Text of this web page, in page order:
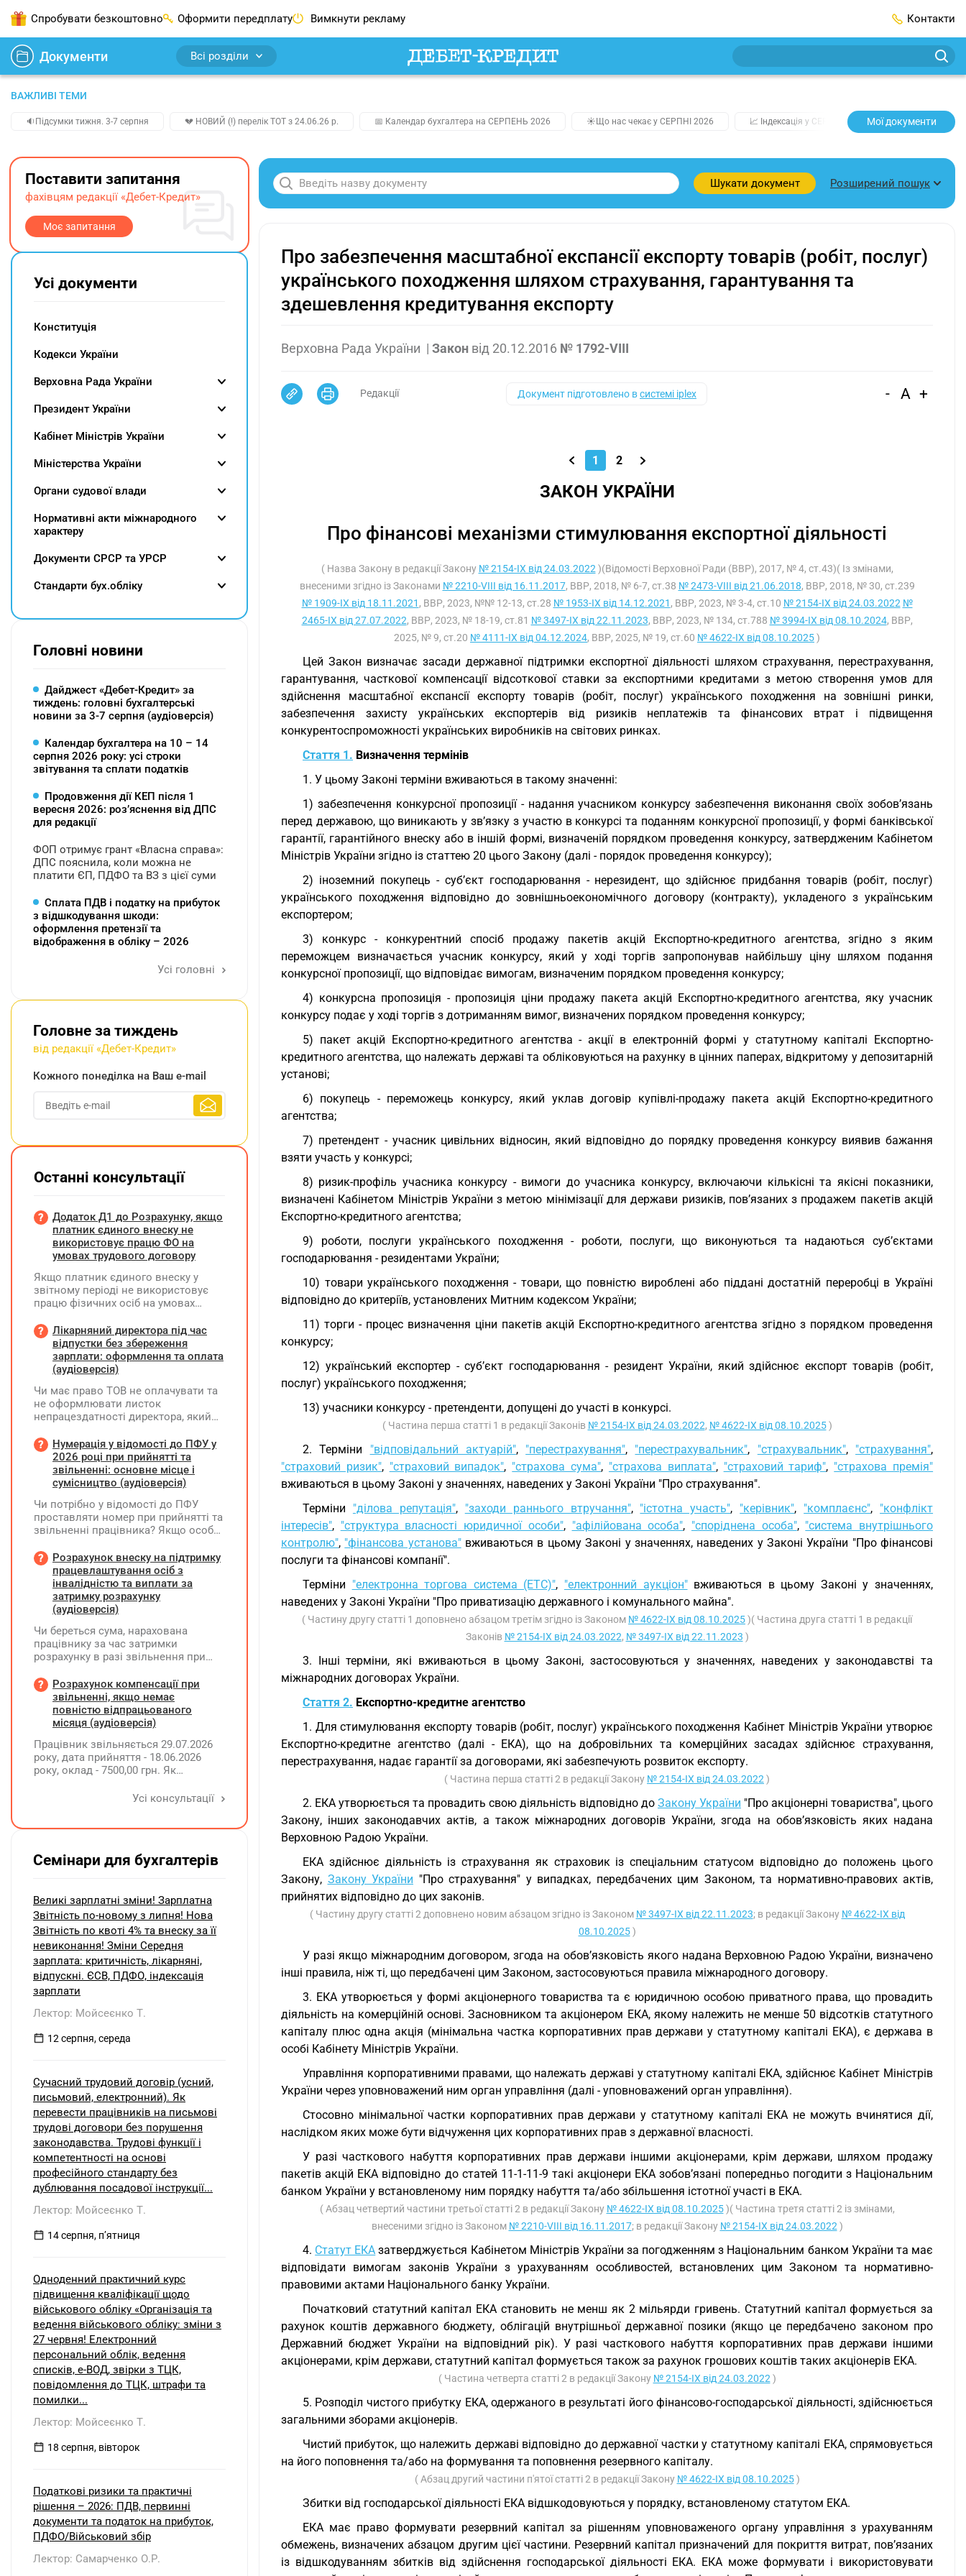
Спробувати безкоштовно Оформити передплату Вимкнути рекламу Контакти
Документи Всі розділи
ВАЖЛИВІ ТЕМИ
🔉Підсумки тижня. 3-7 серпня 💔 НОВИЙ (!) перелік ТОТ з 24.06.26 р. 📅 Календар бухгалтера на СЕРПЕНЬ 2026 ☀️Що нас чекає у СЕРПНІ 2026 📈 Індексація у СЕРПНІ 2️⃣0️⃣2️⃣7️⃣ Усі
Мої документи
Шукати документ Розширений пошук
Про забезпечення масштабної експансії експорту товарів (робіт, послуг)
українського походження шляхом страхування, гарантування та
здешевлення кредитування експорту
Верховна Рада України | Закон від 20.12.2016 № 1792-VIII
Редакції Документ підготовлено всистемі iplex - A +
1 2
ЗАКОН УКРАЇНИ
Про фінансові механізми стимулювання експортної діяльності
( Назва Закону в редакції Закону № 2154-IX від 24.03.2022 )(Відомості Верховної Ради (ВВР), 2017, № 4, ст.43)( Із змінами,
внесеними згідно із Законами № 2210-VIII від 16.11.2017, ВВР, 2018, № 6-7, ст.38 № 2473-VIII від 21.06.2018, ВВР, 2018, № 30, ст.239
№ 1909-IX від 18.11.2021 , ВВР, 2023, №№ 12-13, ст.28 № 1953-IX від 14.12.2021 , ВВР, 2023, № 3-4, ст.10 № 2154-IX від 24.03.2022 №
2465-IX від 27.07.2022, ВВР, 2023, № 18-19, ст.81 № 3497-IX від 22.11.2023, ВВР, 2023, № 134, ст.788 № 3994-IX від 08.10.2024, ВВР,
2025, № 9, ст.20 № 4111-IX від 04.12.2024, ВВР, 2025, № 19, ст.60 № 4622-IX від 08.10.2025)
Цей Закон визначає засади державної підтримки експортної діяльності шляхом страхування, перестрахування,
гарантування, часткової компенсації відсоткової ставки за експортними кредитами з метою створення умов для
здійснення масштабної експансії експорту товарів (робіт, послуг) українського походження на зовнішні ринки,
забезпечення захисту українських експортерів від ризиків неплатежів та фінансових втрат і підвищення
конкурентоспроможності українських виробників на світових ринках.
Стаття 1. Визначення термінів
1. У цьому Законі терміни вживаються в такому значенні:
1) забезпечення конкурсної пропозиції - надання учасником конкурсу забезпечення виконання своїх зобов’язань
перед державою, що виникають у зв’язку з участю в конкурсі та поданням конкурсної пропозиції, у формі банківської
гарантії, гарантійного внеску або в іншій формі, визначеній порядком проведення конкурсу, затвердженим Кабінетом
Міністрів України згідно із статтею 20 цього Закону (далі - порядок проведення конкурсу);
2) іноземний покупець - суб’єкт господарювання - нерезидент, що здійснює придбання товарів (робіт, послуг)
українського походження відповідно до зовнішньоекономічного договору (контракту), укладеного з українським
експортером;
3) конкурс - конкурентний спосіб продажу пакетів акцій Експортно-кредитного агентства, згідно з яким
переможцем визначається учасник конкурсу, який у ході торгів запропонував найбільшу ціну шляхом подання
конкурсної пропозиції, що відповідає вимогам, визначеним порядком проведення конкурсу;
4) конкурсна пропозиція - пропозиція ціни продажу пакета акцій Експортно-кредитного агентства, яку учасник
конкурсу подає у ході торгів з дотриманням вимог, визначених порядком проведення конкурсу;
5) пакет акцій Експортно-кредитного агентства - акції в електронній формі у статутному капіталі Експортно-
кредитного агентства, що належать державі та обліковуються на рахунку в цінних паперах, відкритому у депозитарній
установі;
6) покупець - переможець конкурсу, який уклав договір купівлі-продажу пакета акцій Експортно-кредитного
агентства;
7) претендент - учасник цивільних відносин, який відповідно до порядку проведення конкурсу виявив бажання
взяти участь у конкурсі;
8) ризик-профіль учасника конкурсу - вимоги до учасника конкурсу, включаючи кількісні та якісні показники,
визначені Кабінетом Міністрів України з метою мінімізації для держави ризиків, пов’язаних з продажем пакетів акцій
Експортно-кредитного агентства;
9) роботи, послуги українського походження - роботи, послуги, що виконуються та надаються суб’єктами
господарювання - резидентами України;
10) товари українського походження - товари, що повністю вироблені або піддані достатній переробці в Україні
відповідно до критеріїв, установлених Митним кодексом України;
11) торги - процес визначення ціни пакетів акцій Експортно-кредитного агентства згідно з порядком проведення
конкурсу;
12) український експортер - суб’єкт господарювання - резидент України, який здійснює експорт товарів (робіт,
послуг) українського походження;
13) учасники конкурсу - претенденти, допущені до участі в конкурсі.
( Частина перша статті 1 в редакції Законів № 2154-IX від 24.03.2022, № 4622-IX від 08.10.2025)
2. Терміни "відповідальний актуарій", "перестрахування", "перестрахувальник", "страхувальник", "страхування",
"страховий ризик", "страховий випадок", "страхова сума", "страхова виплата", "страховий тариф", "страхова премія"
вживаються в цьому Законі у значеннях, наведених у Законі України "Про страхування".
Терміни "ділова репутація", "заходи раннього втручання", "істотна участь", "керівник", "комплаєнс", "конфлікт
інтересів", "структура власності юридичної особи", "афілійована особа", "споріднена особа", "система внутрішнього
контролю", "фінансова установа"вживаються в цьому Законі у значеннях, наведених у Законі України "Про фінансові
послуги та фінансові компанії".
Терміни "електронна торгова система (ЕТС)", "електронний аукціон"вживаються в цьому Законі у значеннях,
наведених у Законі України "Про приватизацію державного і комунального майна".
( Частину другу статті 1 доповнено абзацом третім згідно із Законом № 4622-IX від 08.10.2025)( Частина друга статті 1 в редакції
Законів № 2154-IX від 24.03.2022, № 3497-IX від 22.11.2023 )
3. Інші терміни, які вживаються в цьому Законі, застосовуються у значеннях, наведених у законодавстві та
міжнародних договорах України.
Стаття 2. Експортно-кредитне агентство
1. Для стимулювання експорту товарів (робіт, послуг) українського походження Кабінет Міністрів України утворює
Експортно-кредитне агентство (далі - ЕКА), що на добровільних та комерційних засадах здійснює страхування,
перестрахування, надає гарантії за договорами, які забезпечують розвиток експорту.
( Частина перша статті 2 в редакції Закону № 2154-IX від 24.03.2022 )
2. ЕКА утворюється та провадить свою діяльність відповідно до Закону України "Про акціонерні товариства", цього
Закону, інших законодавчих актів, а також міжнародних договорів України, згода на обов’язковість яких надана
Верховною Радою України.
ЕКА здійснює діяльність із страхування як страховик із спеціальним статусом відповідно до положень цього
Закону, Закону України "Про страхування" у випадках, передбачених цим Законом, та нормативно-правових актів,
прийнятих відповідно до цих законів.
( Частину другу статті 2 доповнено новим абзацом згідно із Законом № 3497-IX від 22.11.2023; в редакції Закону № 4622-IX від
08.10.2025)
У разі якщо міжнародним договором, згода на обов’язковість якого надана Верховною Радою України, визначено
інші правила, ніж ті, що передбачені цим Законом, застосовуються правила міжнародного договору.
3. ЕКА утворюється у формі акціонерного товариства та є юридичною особою приватного права, що провадить
діяльність на комерційній основі. Засновником та акціонером ЕКА, якому належить не менше 50 відсотків статутного
капіталу плюс одна акція (мінімальна частка корпоративних прав держави у статутному капіталі ЕКА), є держава в
особі Кабінету Міністрів України.
Управління корпоративними правами, що належать державі у статутному капіталі ЕКА, здійснює Кабінет Міністрів
України через уповноважений ним орган управління (далі - уповноважений орган управління).
Стосовно мінімальної частки корпоративних прав держави у статутному капіталі ЕКА не можуть вчинятися дії,
наслідком яких може бути відчуження цих корпоративних прав з державної власності.
У разі часткового набуття корпоративних прав держави іншими акціонерами, крім держави, шляхом продажу
пакетів акцій ЕКА відповідно до статей 11-1-11-9 такі акціонери ЕКА зобов’язані попередньо погодити з Національним
банком України у встановленому ним порядку набуття та/або збільшення істотної участі в ЕКА.
( Абзац четвертий частини третьої статті 2 в редакції Закону № 4622-IX від 08.10.2025)( Частина третя статті 2 із змінами,
внесеними згідно із Законом № 2210-VIII від 16.11.2017; в редакції Закону № 2154-IX від 24.03.2022 )
4. Статут ЕКА затверджується Кабінетом Міністрів України за погодженням з Національним банком України та має
відповідати вимогам законів України з урахуванням особливостей, встановлених цим Законом та нормативно-
правовими актами Національного банку України.
Початковий статутний капітал ЕКА становить не менш як 2 мільярди гривень. Статутний капітал формується за
рахунок коштів державного бюджету, облігацій внутрішньої державної позики (якщо це передбачено законом про
Державний бюджет України на відповідний рік). У разі часткового набуття корпоративних прав держави іншими
акціонерами, крім держави, статутний капітал формується також за рахунок грошових коштів таких акціонерів ЕКА.
( Частина четверта статті 2 в редакції Закону № 2154-IX від 24.03.2022 )
5. Розподіл чистого прибутку ЕКА, одержаного в результаті його фінансово-господарської діяльності, здійснюється
загальними зборами акціонерів.
Чистий прибуток, що належить державі відповідно до державної частки у статутному капіталі ЕКА, спрямовується
на його поповнення та/або на формування та поповнення резервного капіталу.
( Абзац другий частини п'ятої статті 2 в редакції Закону № 4622-IX від 08.10.2025)
Збитки від господарської діяльності ЕКА відшкодовуються у порядку, встановленому статутом ЕКА.
ЕКА має право формувати резервний капітал за рішенням уповноваженого органу управління з урахуванням
обмежень, визначених абзацом другим цієї частини. Резервний капітал призначений для покриття витрат, пов’язаних
із відшкодуванням збитків від здійснення господарської діяльності ЕКА. ЕКА може формувати і використовувати
Поставити запитання
фахівцям редакції «Дебет-Кредит»
Моє запитання
Усі документи
Конституція
Кодекси України
Верховна Рада України
Президент України
Кабінет Міністрів України
Міністерства України
Органи судової влади
Нормативні акти міжнародного
характеру
Документи СРСР та УРСР
Cтандарти бух.обліку
Головні новини
Дайджест «Дебет-Кредит» за
тиждень: головні бухгалтерські
новини за 3-7 серпня (аудіоверсія)
Календар бухгалтера на 10 – 14
серпня 2026 року: усі строки
звітування та сплати податків
Продовження дії КЕП після 1
вересня 2026: розʼяснення від ДПС
для редакції
ФОП отримує грант «Власна справа»:
ДПС пояснила, коли можна не
платити ЄП, ПДФО та ВЗ з цієї суми
Сплата ПДВ і податку на прибуток
з відшкодування шкоди:
оформлення претензії та
відображення в обліку – 2026
Усі головні
Головне за тиждень
від редакції «Дебет-Кредит»
Кожного понеділка на Ваш e-mail
Останні консультації
Додаток Д1 до Розрахунку, якщо
платник єдиного внеску не
використовує працю ФО на
умовах трудового договору
Якщо платник єдиного внеску у
звітному періоді не використовує
працю фізичних осіб на умовах
на інших умовах, передбачених
законодавством, Додаток Д1/
Додаток ФІЗ-Д1 за відповідний
період не подається
Лікарняний директора під час
відпустки без збереження
зарплати: оформлення та оплата
(аудіоверсія)
Чи має право ТОВ не оплачувати та
не оформлювати листок
непрацездатності директора, який
збереження заробітної плати під час
призупинення діяльності
підприємства?
Нумерація у відомості до ПФУ у
2026 році при прийнятті та
звільненні: основне місце і
сумісництво (аудіоверсія)
Чи потрібно у відомості до ПФУ
проставляти номер при прийнятті та
звільненні працівника? Якщо особа
місцем роботи та за сумісництвом,
чи рахується це як два роботодавці?
Розрахунок внеску на підтримку
працевлаштування осіб з
інвалідністю та виплати за
затримку розрахунку
(аудіоверсія)
Чи береться сума, нарахована
працівнику за час затримки
розрахунку в разі звільнення при
заробітної плати (винагороди), для
розрахунку внеску на підтримку
працевлаштування осіб з
інвалідністю?
Розрахунок компенсації при
звільненні, якщо немає
повністю відпрацьованого
місяця (аудіоверсія)
Працівник звільняється 29.07.2026
року, дата прийняття - 18.06.2026
року, оклад - 7500,00 грн. Як
невикористаних днів відпустки при
Усі консультації
Семінари для бухгалтерів
Великі зарплатні зміни! Зарплатна
Звітність по-новому з липня! Нова
Звітність по квоті 4% та внеску за її
невиконання! Зміни Середня
зарплата: критичність, лікарняні,
відпускні. ЄСВ, ПДФО, індексація
зарплати
Лектор: Мойсеєнко Т.
12 серпня, середа
Сучасний трудовий договір (усний,
письмовий, електронний). Як
перевести працівників на письмові
трудові договори без порушення
законодавства. Трудові функції і
компетентності на основі
професійного стандарту без
дублювання посадової інструкції...
Лектор: Мойсеєнко Т.
14 серпня, пʼятниця
Одноденний практичний курс
підвищення кваліфікації щодо
військового обліку «Організація та
ведення військового обліку: зміни з
27 червня! Електронний
персональний облік, ведення
списків, е-ВОД, звірки з ТЦК,
повідомлення до ТЦК, штрафи та
помилки...
Лектор: Мойсеєнко Т.
18 серпня, вівторок
Податкові ризики та практичні
рішення – 2026: ПДВ, первинні
документи та податок на прибуток,
ПДФО/Військовий збір
Лектор: Самарченко О.Р.